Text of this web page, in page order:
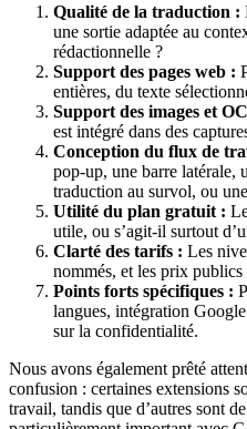
Qualité de la traduction :
une sortie adaptée au
rédactionnelle ?
Support des pages web :
entières, du texte
Support des images et
est intégré dans des
Conception du flux de
pop-up, une barre latérale,
traduction au survol, ou
Utilité du plan gratuit :
utile, ou s’agit-il surtout
Clarté des tarifs : Les
nommés, et les prix
Points forts spécifiques :
langues, intégration
sur la confidentialité.
Nous avons également prêté
confusion : certaines extensions
travail, tandis que d’autres sont